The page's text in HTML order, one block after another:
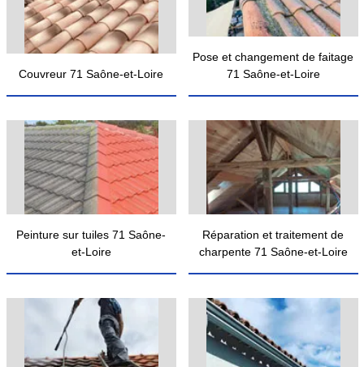
Couvreur 71 Saône-et-Loire
Pose et changement de faitage
71 Saône-et-Loire
Peinture sur tuiles 71 Saône-
et-Loire
Réparation et traitement de
charpente 71 Saône-et-Loire